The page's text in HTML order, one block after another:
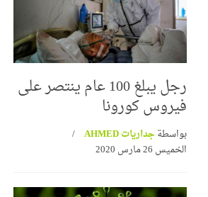
رجل يبلغ 100 عام ينتصر على
فيروس كورونا
بواسطةجداريات AHMED
الخميس 26 مارس 2020